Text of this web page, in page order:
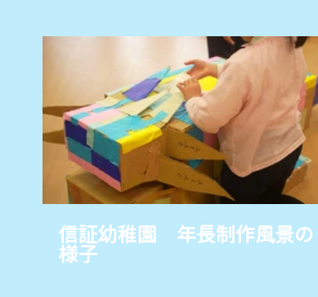
信証幼稚園 年長制作風景の
様子